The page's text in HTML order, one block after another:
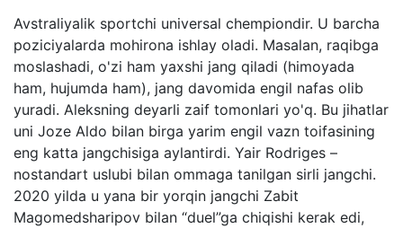
Avstraliyalik sportchi universal chempiondir. U barcha
poziciyalarda mohirona ishlay oladi. Masalan, raqibga
moslashadi, o'zi ham yaxshi jang qiladi (himoyada
ham, hujumda ham), jang davomida engil nafas olib
yuradi. Aleksning deyarli zaif tomonlari yo'q. Bu jihatlar
uni Joze Aldo bilan birga yarim engil vazn toifasining
eng katta jangchisiga aylantirdi. Yair Rodriges –
nostandart uslubi bilan ommaga tanilgan sirli jangchi.
2020 yilda u yana bir yorqin jangchi Zabit
Magomedsharipov bilan “duel”ga chiqishi kerak edi,